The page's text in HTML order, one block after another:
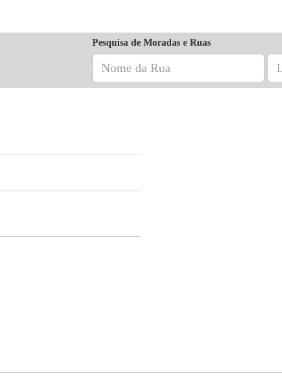
Pesquisa de Moradas e Ruas